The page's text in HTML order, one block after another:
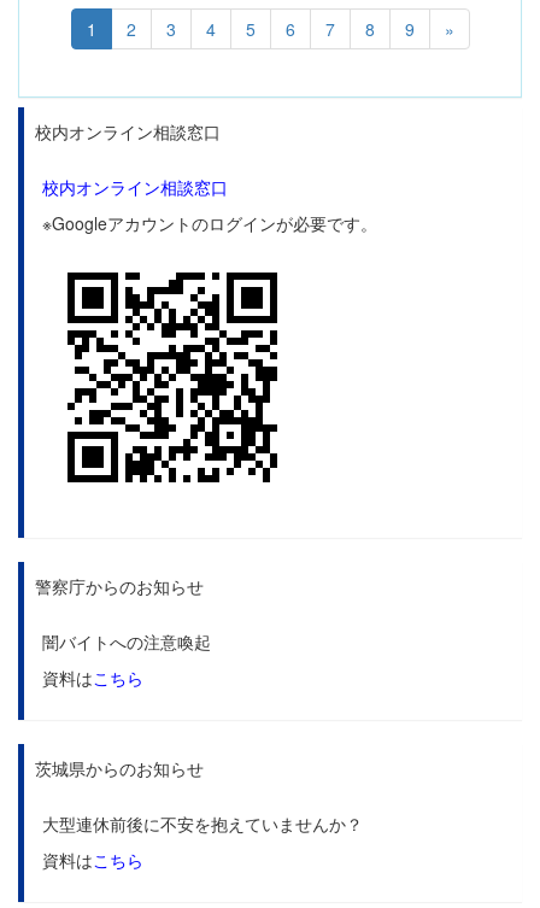
1 2 3 4 5 6 7 8 9 »
校内オンライン相談窓口
校内オンライン相談窓口
※Googleアカウントのログインが必要です。
警察庁からのお知らせ
闇バイトへの注意喚起
資料はこちら
茨城県からのお知らせ
大型連休前後に不安を抱えていませんか？
資料はこちら